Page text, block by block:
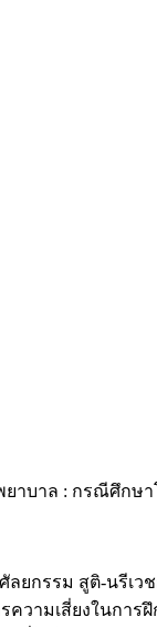
าบาล : กรณีศึกษา
กรรม สูติ-นรีเว
วามเสี่ยงในกา